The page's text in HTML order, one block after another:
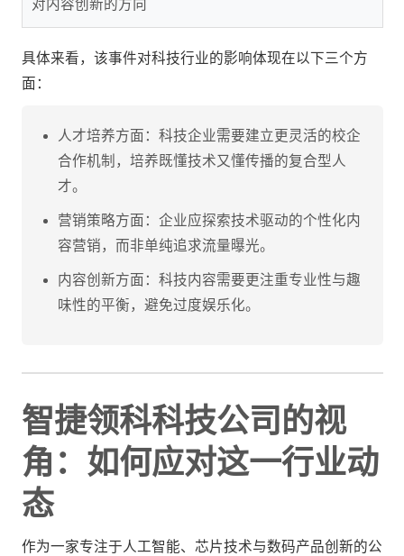
对内容创新的方向
具体来看，该事件对科技行业的影响体现在以下三个方
面：
人才培养方面：科技企业需要建立更灵活的校企
合作机制，培养既懂技术又懂传播的复合型人
才。
营销策略方面：企业应探索技术驱动的个性化内
容营销，而非单纯追求流量曝光。
内容创新方面：科技内容需要更注重专业性与趣
味性的平衡，避免过度娱乐化。
智捷领科科技公司的视
角：如何应对这一行业动
态
作为一家专注于人工智能、芯片技术与数码产品创新的公